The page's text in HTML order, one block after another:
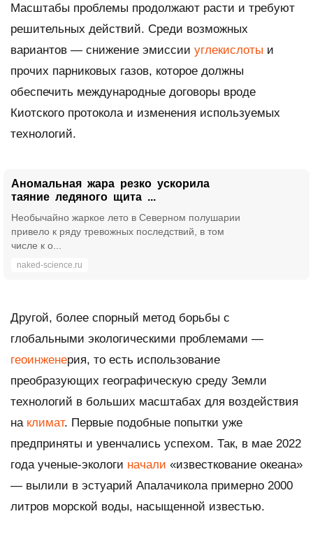
Масштабы проблемы продолжают расти и требуют
решительных действий. Среди возможных
вариантов — снижение эмиссии углекислоты и
прочих парниковых газов, которое должны
обеспечить международные договоры вроде
Киотского протокола и изменения используемых
технологий.
Аномальная жара резко ускорила
таяние ледяного щита ...
Необычайно жаркое лето в Северном полушарии
привело к ряду тревожных последствий, в том
числе к о...
naked-science.ru
Другой, более спорный метод борьбы с
глобальными экологическими проблемами —
геоинженерия, то есть использование
преобразующих географическую среду Земли
технологий в больших масштабах для воздействия
на климат. Первые подобные попытки уже
предприняты и увенчались успехом. Так, в мае 2022
года ученые-экологи начали «известкование океана»
— вылили в эстуарий Апалачикола примерно 2000
литров морской воды, насыщенной известью.